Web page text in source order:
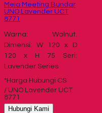
Meja Meeting Bundar
UNO Lavender UCT
8771
Warna: Walnut.
Dimensi: W 120 x D
120 x H 75 Seri:
Lavender Series
*Harga Hubungi CS
/ UNO Lavender UCT
8771
Hubungi Kami